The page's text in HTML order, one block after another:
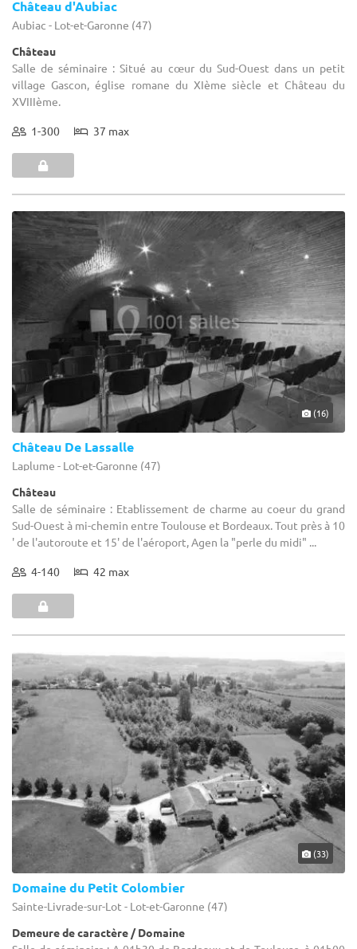
Château d'Aubiac
Aubiac - Lot-et-Garonne (47)
Château
Salle de séminaire : Situé au cœur du Sud-Ouest dans un petit
village Gascon, église romane du XIème siècle et Château du
XVIIIème.
1-300 37 max
(16)
Château De Lassalle
Laplume - Lot-et-Garonne (47)
Château
Salle de séminaire : Etablissement de charme au coeur du grand
Sud-Ouest à mi-chemin entre Toulouse et Bordeaux. Tout près à 10
' de l'autoroute et 15' de l'aéroport, Agen la "perle du midi" ...
4-140 42 max
(33)
Domaine du Petit Colombier
Sainte-Livrade-sur-Lot - Lot-et-Garonne (47)
Demeure de caractère / Domaine